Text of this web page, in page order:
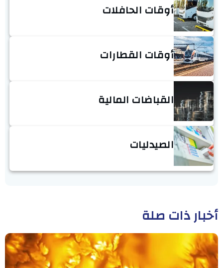
أوقات الحافلات
أوقات القطارات
القباضات المالية
الصيدليات
أخبار ذات صلة